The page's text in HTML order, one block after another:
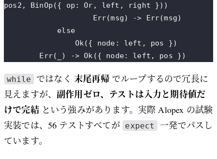
pos2, BinOp({ op: Or, left, right }))
                    Err(msg) -> Err(msg)
            else
                Ok({ node: left, pos })
        Err(_) -> Ok({ node: left, pos })
while ではなく 末尾再帰でループするので冗長に
見えますが、副作用ゼロ、テストは入力と期待値だ
けで完結という強みがあります。実際 Alopex の試験
実装では、56 テストすべてが expect
一発でパスし
ています。